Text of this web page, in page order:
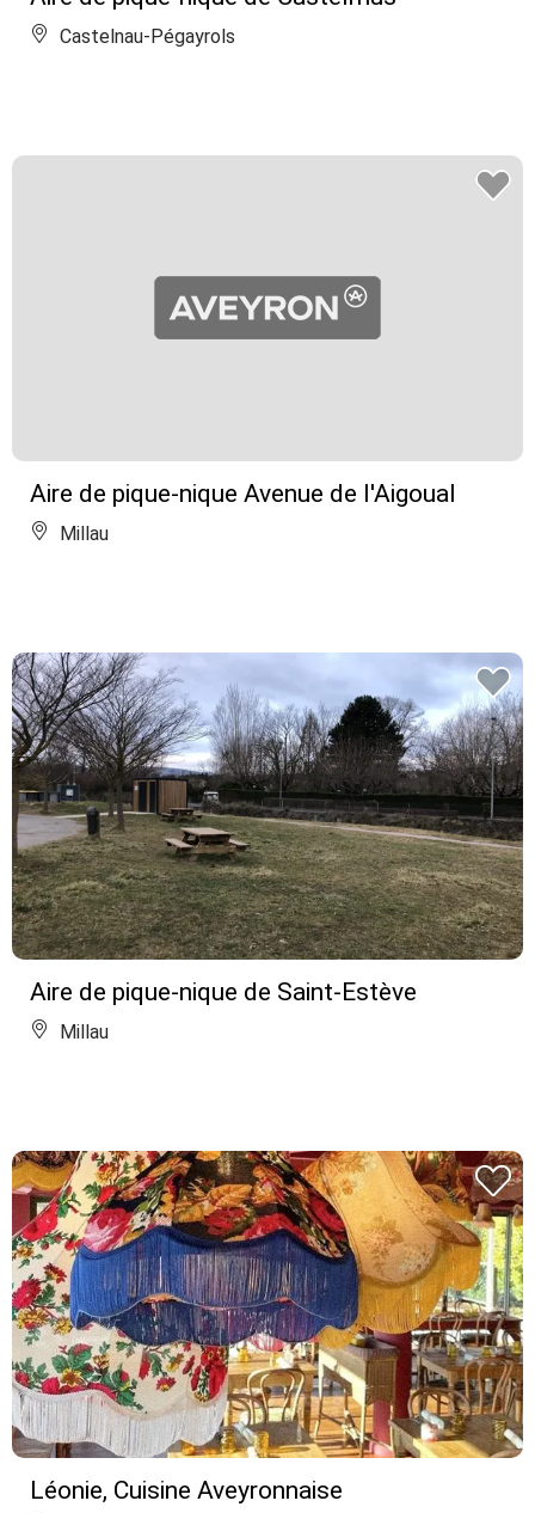
Castelnau-Pégayrols
Aire de pique-nique Avenue de l'Aigoual
Millau
Aire de pique-nique de Saint-Estève
Millau
Léonie, Cuisine Aveyronnaise